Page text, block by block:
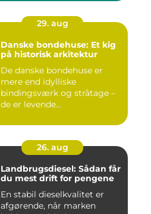
29. aug
Danske bondehuse: Et kig
på historisk arkitektur
De danske bondehuse er
mere end idylliske
bindingsværk og stråtage –
de er levende...
26. aug
Landbrugsdiesel: Sådan får
du mest drift for pengene
En stabil dieselkvalitet er
afgørende, når marken